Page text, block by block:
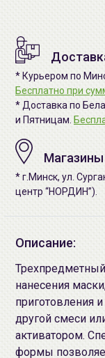
* Курьером по
Бесплатно при
* Доставка по
и Пятницам.
* г.Минск, ул.
центр “НОРДИН”).
Описание:
нанесения
приготовления
другой смеси
активатором.
формы